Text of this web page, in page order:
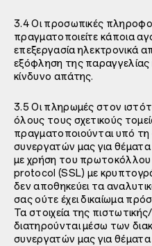
3.4 Οι προσωπικές
πραγματοποιείτε κάποια
επεξεργασία ηλεκτρονικά
εξόφληση της παραγγελίας
κίνδυνο απάτης.
3.5 Οι πληρωμές στον
όλους τους σχετικούς
πραγματοποιούνται υπό τη
συνεργατών μας για
με χρήση του
protocol (SSL) με
δεν αποθηκεύει τα
σας ούτε έχει δικαίωμα
Τα στοιχεία της
διατηρούνται μέσω των
συνεργατών μας για